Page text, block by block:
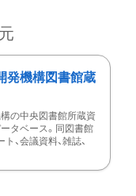
発機構図書館蔵
の中央図書館所蔵資
タベース。同図書館
、会議資料、雑誌、